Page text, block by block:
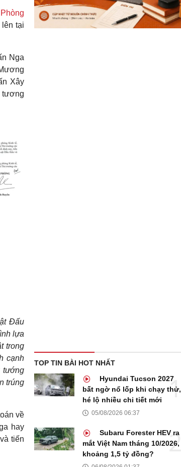
Phòng
tại
Nga
Xây
tương
Đấu
lựa
trong
cạnh
tướng
trúng
về
hay
tiến
TOP TIN BÀI HOT NHẤT
Hyundai Tucson 2027
bất ngờ nổ lốp khi chạy thử,
hé lộ nhiều chi tiết mới
05/08/2026 06:37
Subaru Forester HEV ra
mắt Việt Nam tháng 10/2026,
khoảng 1,5 tỷ đồng?